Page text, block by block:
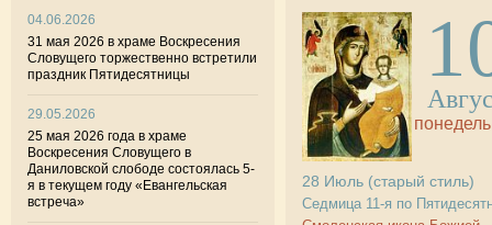
04.06.2026
31 мая 2026 в храме Воскресения
Словущего торжественно встретили
праздник Пятидесятницы
29.05.2026
25 мая 2026 года в храме
Воскресения Словущего в
Даниловской слободе состоялась 5-
я в текущем году «Евангельская
встреча»
28 Июль (старый стиль)
Седмица 11-я по